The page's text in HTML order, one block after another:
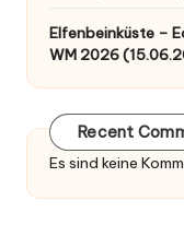
Elfenbeinküste –
WM 2026
Recent
Es sind keine